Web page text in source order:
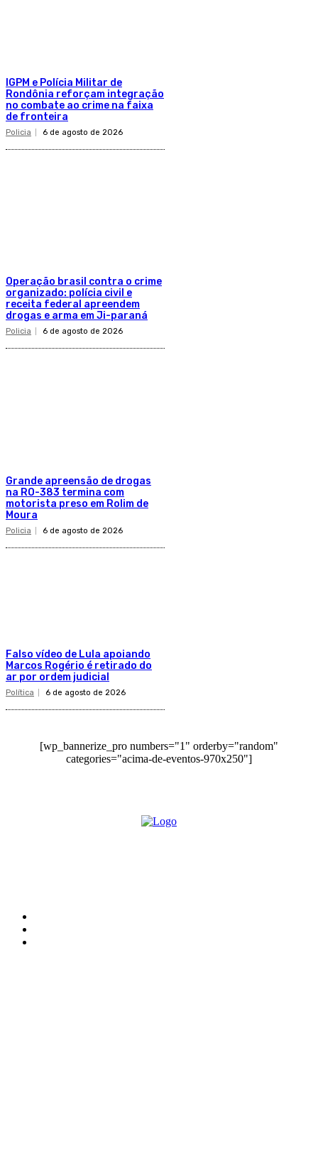
IGPM e Polícia Militar de
Rondônia reforçam integração
no combate ao crime na faixa
de fronteira
Policia 6 de agosto de 2026
Operação brasil contra o crime
organizado: polícia civil e
receita federal apreendem
drogas e arma em Ji-paraná
Policia 6 de agosto de 2026
Grande apreensão de drogas
na RO-383 termina com
motorista preso em Rolim de
Moura
Policia 6 de agosto de 2026
Falso vídeo de Lula apoiando
Marcos Rogério é retirado do
ar por ordem judicial
Política 6 de agosto de 2026
[wp_bannerize_pro numbers="1" orderby="random"
categories="acima-de-eventos-970x250"]